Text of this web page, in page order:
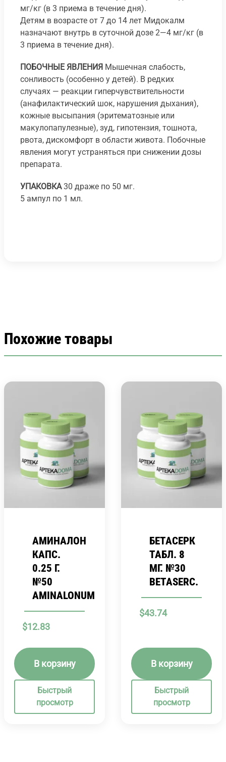
мг/кг (в 3 приема в течение дня).
Детям в возрасте от 7 до 14 лет Мидокалм
назначают внутрь в суточной дозе 2—4 мг/кг (в
3 приема в течение дня).
ПОБОЧНЫЕ ЯВЛЕНИЯ Мышечная слабость,
сонливость (особенно у детей). В редких
случаях — реакции гиперчувствительности
(анафилактический шок, нарушения дыхания),
кожные высыпания (эритематозные или
макулопапулезные), зуд, гипотензия, тошнота,
рвота, дискомфорт в области живота. Побочные
явления могут устраняться при снижении дозы
препарата.
УПАКОВКА30 драже по 50 мг.
5 ампул по 1 мл.
Похожие товары
АМИНАЛОН
КАПС.
0.25 Г.
№50
AMINALONUM
$12.83
В корзину
Быстрый
просмотр
БЕТАСЕРК
ТАБЛ. 8
МГ. №30
BETASERC.
$43.74
В корзину
Быстрый
просмотр